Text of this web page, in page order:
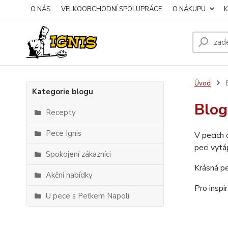
O NÁS VELKOOBCHODNÍ SPOLUPRÁCE O NÁKUPU
Kategorie blogu
Recepty
Pece Ignis
Spokojení zákazníci
Akční nabídky
U pece s Peťkem Napoli
Úvod
Blog
V pecích
peci
Krásná
Pro